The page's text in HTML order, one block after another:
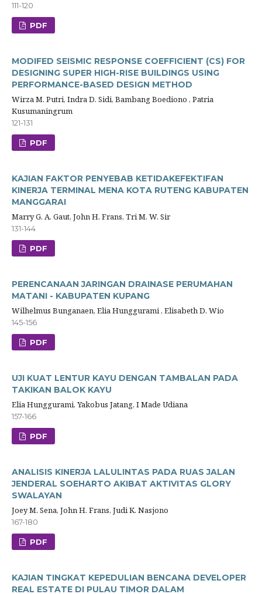
111-120
PDF
MODIFED SEISMIC RESPONSE COEFFICIENT (CS) FOR
DESIGNING SUPER HIGH-RISE BUILDINGS USING
PERFORMANCE-BASED DESIGN METHOD
Wirza M. Putri, Indra D. Sidi, Bambang Boediono , Patria
Kusumaningrum
121-131
PDF
KAJIAN FAKTOR PENYEBAB KETIDAKEFEKTIFAN
KINERJA TERMINAL MENA KOTA RUTENG KABUPATEN
MANGGARAI
Marry G. A. Gaut, John H. Frans, Tri M. W. Sir
131-144
PDF
PERENCANAAN JARINGAN DRAINASE PERUMAHAN
MATANI - KABUPATEN KUPANG
Wilhelmus Bunganaen, Elia Hunggurami , Elisabeth D. Wio
145-156
PDF
UJI KUAT LENTUR KAYU DENGAN TAMBALAN PADA
TAKIKAN BALOK KAYU
Elia Hunggurami, Yakobus Jatang, I Made Udiana
157-166
PDF
ANALISIS KINERJA LALULINTAS PADA RUAS JALAN
JENDERAL SOEHARTO AKIBAT AKTIVITAS GLORY
SWALAYAN
Joey M. Sena, John H. Frans, Judi K. Nasjono
167-180
PDF
KAJIAN TINGKAT KEPEDULIAN BENCANA DEVELOPER
REAL ESTATE DI PULAU TIMOR DALAM